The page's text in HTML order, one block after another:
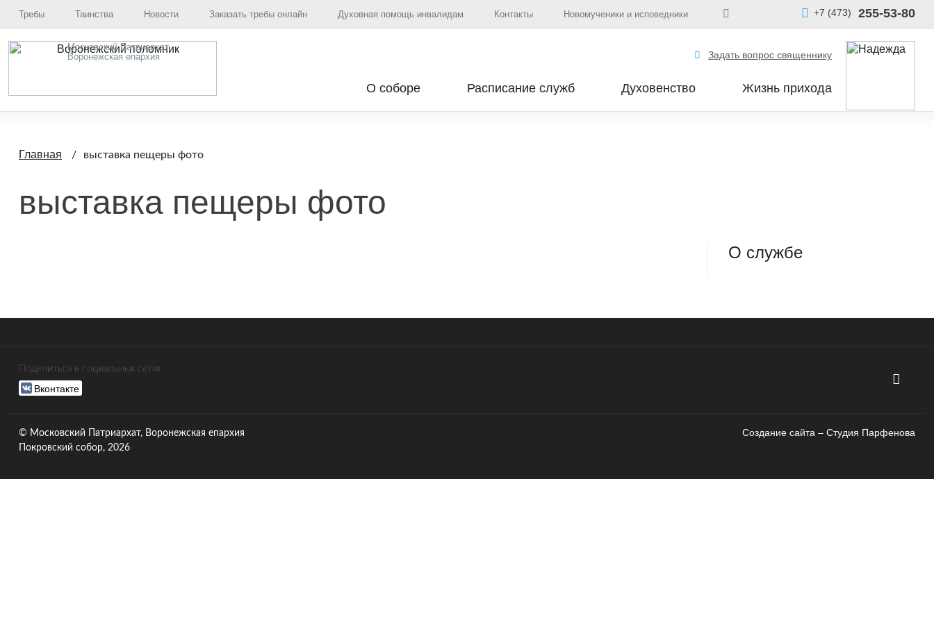
Требы Таинства Новости Заказать требы онлайн Духовная помощь инвалидам Контакты Новомученики и исповедники +7 (473) 255-53-80
Московский Патриархат,
Воронежская епархия
Задать вопрос священнику
О соборе Расписание служб Духовенство Жизнь прихода
Главная выставка пещеры фото
выставка пещеры фото
О службе
Поделиться в социальных сетях
Вконтакте
© Московский Патриархат, Воронежcкая епархия
Покровский собор, 2026
Создание сайта – Cтудия Парфенова